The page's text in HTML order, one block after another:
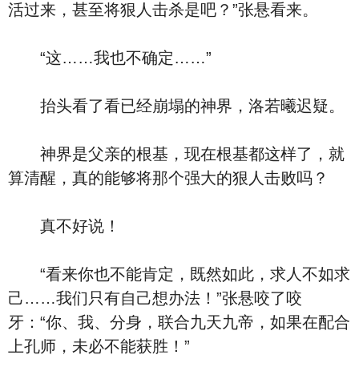
活过来，甚至将狠人击杀是吧？”张悬看来。
“这……我也不确定……”
抬头看了看已经崩塌的神界，洛若曦迟疑。
神界是父亲的根基，现在根基都这样了，就
算清醒，真的能够将那个强大的狠人击败吗？
真不好说！
“看来你也不能肯定，既然如此，求人不如求
己……我们只有自己想办法！”张悬咬了咬
牙：“你、我、分身，联合九天九帝，如果在配合
上孔师，未必不能获胜！”